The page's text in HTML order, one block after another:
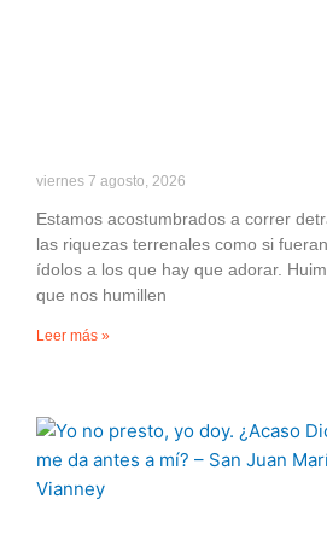
viernes 7 agosto, 2026
Estamos acostumbrados a correr
las riquezas terrenales como si
ídolos a los que hay que adorar.
que nos humillen
Leer más »